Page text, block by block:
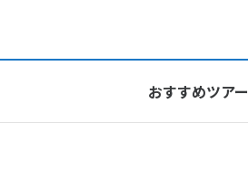
おすすめツアー